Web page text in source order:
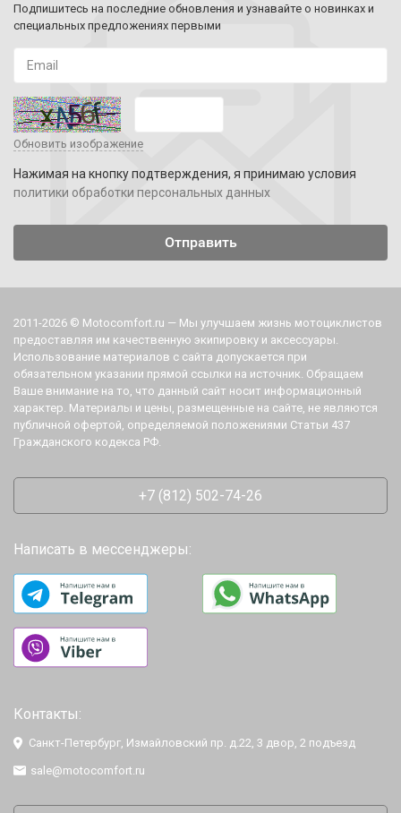
Подпишитесь на последние обновления и узнавайте о новинках и
специальных предложениях первыми
Обновить изображение
Нажимая на кнопку подтверждения, я принимаю условия
политики обработки персональных данных
2011-2026 © Motocomfort.ru — Мы улучшаем жизнь мотоциклистов
предоставляя им качественную экипировку и аксессуары.
Использование материалов с сайта допускается при
обязательном указании прямой ссылки на источник. Обращаем
Ваше внимание на то, что данный сайт носит информационный
характер. Материалы и цены, размещенные на сайте, не являются
публичной офертой, определяемой положениями Статьи 437
Гражданского кодекса РФ.
+7 (812) 502-74-26
Написать в мессенджеры:
Контакты:
Санкт-Петербург, Измайловский пр. д.22, 3 двор, 2 подъезд
sale@motocomfort.ru